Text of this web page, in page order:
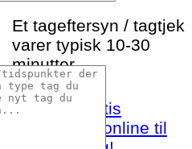
Et tageftersyn / tagtjek
varer typisk 10-30
minutter.
Bestil et gratis
tageftersyn online til